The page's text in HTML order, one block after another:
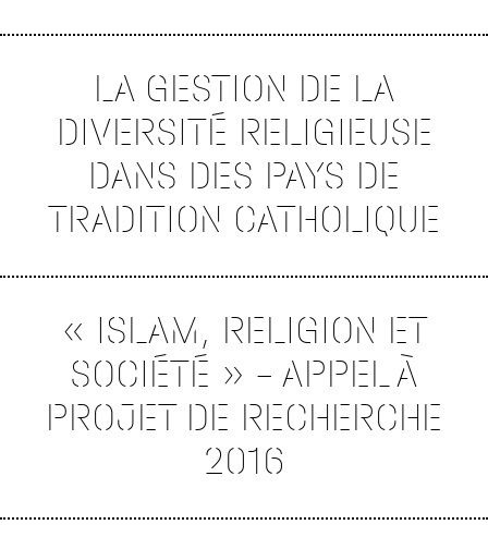
LA GESTION DE LA
DIVERSITÉ RELIGIEUSE
DANS DES PAYS DE
TRADITION CATHOLIQUE
« ISLAM, RELIGION ET
SOCIÉTÉ » – APPEL À
PROJET DE RECHERCHE
2016